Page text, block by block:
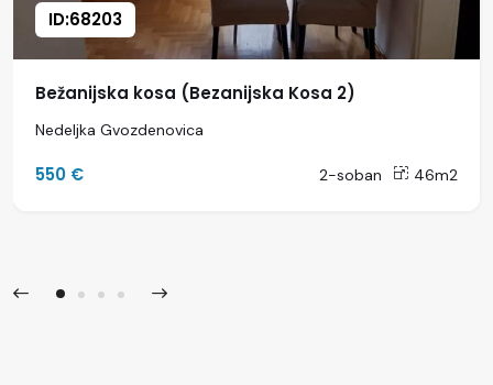
ID:68203
Bežanijska kosa (Bezanijska Kosa 2)
Nedeljka Gvozdenovica
550 € 2-soban 46m2